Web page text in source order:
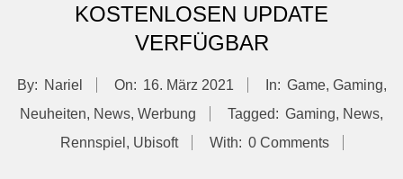
KOSTENLOSEN UPDATE
VERFÜGBAR
By: Nariel On: 16. März 2021 In: Game, Gaming,
Neuheiten, News, Werbung Tagged: Gaming, News,
Rennspiel , Ubisoft With: 0 Comments